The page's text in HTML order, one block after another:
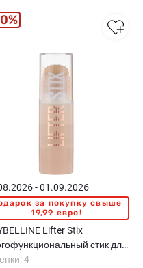
- 01.09.2026
за покупку свыше
19,99 евро!
Lifter Stix
стик для
6г
4